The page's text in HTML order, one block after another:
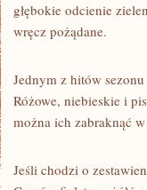
głębokie odcienie
wręcz pożądane.
Jednym z hitów
Różowe, niebieskie i
można⁣ ich zabraknąć
Jeśli ⁢chodzi​ o